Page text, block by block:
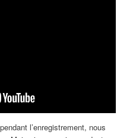
l’enregistrement, nous